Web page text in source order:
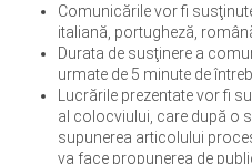
Comunicările vor fi
italiană, portugheză,
Durata de susţinere a
urmate de 5 minute de
Lucrările prezentate vor fi
al colocviului, care după o
supunerea articolului
va face propunerea de